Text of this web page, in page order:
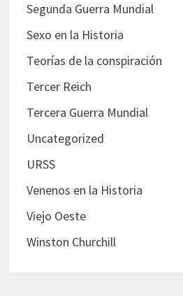
Segunda Guerra Mundial
Sexo en la Historia
Teorías de la conspiración
Tercer Reich
Tercera Guerra Mundial
Uncategorized
URSS
Venenos en la Historia
Viejo Oeste
Winston Churchill